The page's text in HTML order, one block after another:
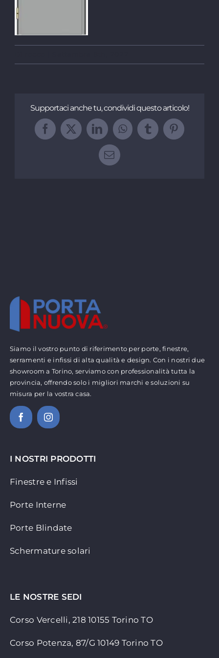
Supportaci anche tu, condividi questo articolo!
Facebook
X LinkedInWhatsApp
TumblrPinterest
Email
Siamo il vostro punto di riferimento per porte, finestre,
serramenti e infissi di alta qualità e design. Con i nostri due
showroom a Torino, serviamo con professionalità tutta la
provincia, offrendo solo i migliori marchi e soluzioni su
misura per la vostra casa.
I NOSTRI PRODOTTI
Finestre e Infissi
Porte Interne
Porte Blindate
Schermature solari
LE NOSTRE SEDI
Corso Vercelli, 218 10155 Torino TO
Corso Potenza, 87/G 10149 Torino TO